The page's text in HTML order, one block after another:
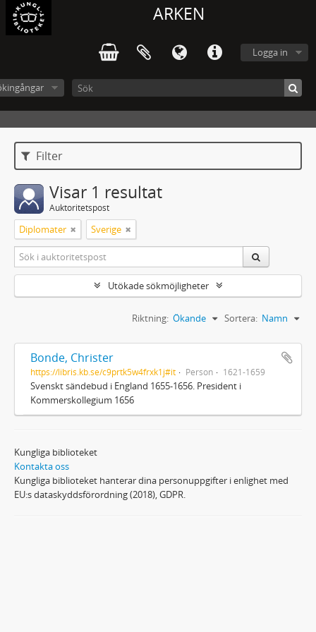
ARKEN
Logga in
Filter
Visar 1 resultat
Auktoritetspost
Diplomater Sverige
Utökade sökmöjligheter
Sortera: Namn
Riktning: Ökande
Bonde, Christer
https://libris.kb.se/c9prtk5w4frxk1j#it Person 1621-1659
Svenskt sändebud i England 1655-1656. President i
Kommerskollegium 1656
Kungliga biblioteket
Kontakta oss
Kungliga biblioteket hanterar dina personuppgifter i enlighet med
EU:s dataskyddsförordning (2018), GDPR.